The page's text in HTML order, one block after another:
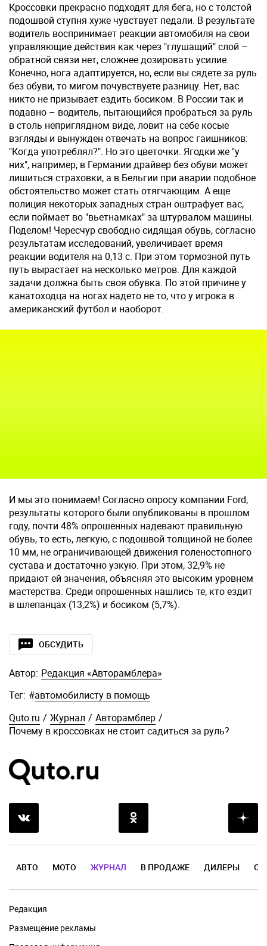
Кроссовки прекрасно подходят для бега, но с толстой
подошвой ступня хуже чувствует педали. В результате
водитель воспринимает реакции автомобиля на свои
управляющие действия как через "глушащий" слой –
обратной связи нет, сложнее дозировать усилие.
Конечно, нога адаптируется, но, если вы сядете за руль
без обуви, то мигом почувствуете разницу. Нет, вас
никто не призывает ездить босиком. В России так и
подавно – водитель, пытающийся пробраться за руль
в столь неприглядном виде, ловит на себе косые
взгляды и вынужден отвечать на вопрос гаишников:
"Когда употреблял?". Но это цветочки. Ягодки же "у
них", например, в Германии драйвер без обуви может
лишиться страховки, а в Бельгии при аварии подобное
обстоятельство может стать отягчающим. А еще
полиция некоторых западных стран оштрафует вас,
если поймает во "вьетнамках" за штурвалом машины.
Поделом! Чересчур свободно сидящая обувь, согласно
результатам исследований, увеличивает время
реакции водителя на 0,13 с. При этом тормозной путь
путь вырастает на несколько метров. Для каждой
задачи должна быть своя обувка. По этой причине у
канатоходца на ногах надето не то, что у игрока в
американский футбол и наоборот.
И мы это понимаем! Согласно опросу компании Ford,
результаты которого были опубликованы в прошлом
году, почти 48% опрошенных надевают правильную
обувь, то есть, легкую, с подошвой толщиной не более
10 мм, не ограничивающей движения голеностопного
сустава и достаточно узкую. При этом, 32,9% не
придают ей значения, объясняя это высоким уровнем
мастерства. Среди опрошенных нашлись те, кто ездит
в шлепанцах (13,2%) и босиком (5,7%).
ОБСУДИТЬ
Автор: Редакция «Авторамблера»
Тег: #автомобилисту в помощь
Quto.ru / Журнал / Авторамблер /
Почему в кроссовках не стоит садиться за руль?
АВТО МОТО ЖУРНАЛ В ПРОДАЖЕ ДИЛЕРЫ
Редакция
Размещение рекламы